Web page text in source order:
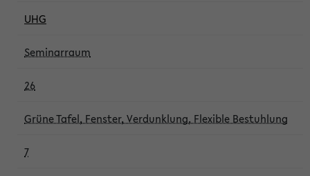
UHG
Seminarraum
26
Grüne Tafel, Fenster, Verdunklung, Flexible Bestuhlung
7